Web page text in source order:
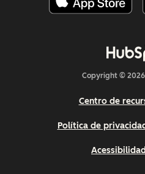
Copyright © 2026
Centro de
Política de